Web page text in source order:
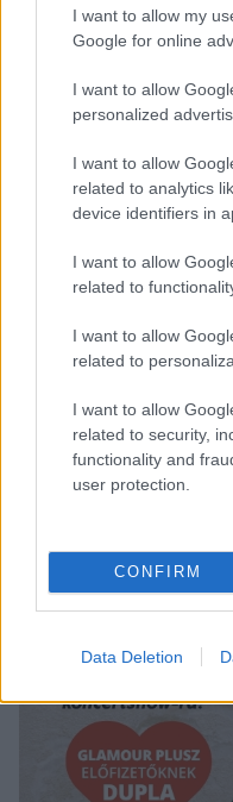
I want to allow my
Google for online
I want to allow
personalized
I want to allow
related to analytics
device identifiers in
I want to allow
related to
I want to allow
related to
I want to allow
related to security,
functionality and
user protection.
CONFIRM
Data Deletion
A színésznő élete egyik
Demi Moore /